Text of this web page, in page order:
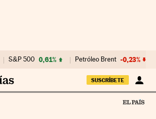
S&P 500 0,61% Petróleo Brent -0,23%
SUSCRÍBETE